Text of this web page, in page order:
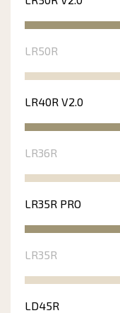
LR50R
LR40R V2.0
LR36R
LR35R PRO
LR35R
LD45R